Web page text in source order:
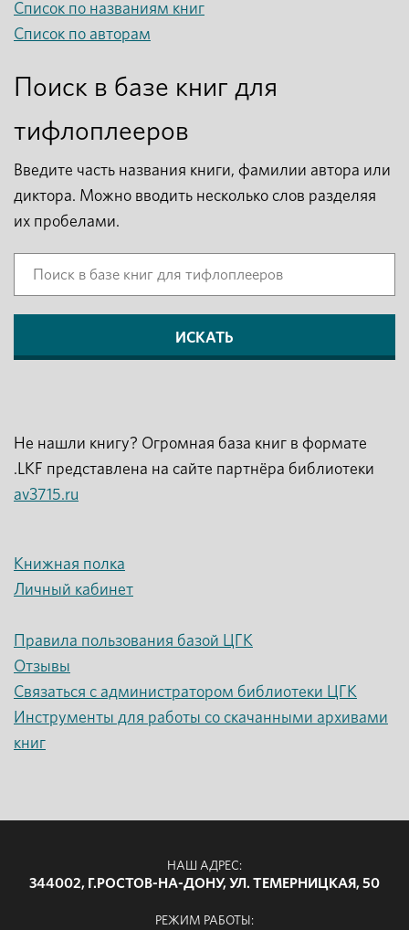
Список по названиям книг
Список по авторам
Поиск в базе книг для
тифлоплееров
Введите часть названия книги, фамилии автора или
диктора. Можно вводить несколько слов разделяя
их пробелами.
Не нашли книгу? Огромная база книг в формате
.LKF представлена на сайте партнёра библиотеки
av3715.ru
Книжная полка
Личный кабинет
Правила пользования базой ЦГК
Отзывы
Связаться с администратором библиотеки ЦГК
Инструменты для работы со скачанными архивами
книг
НАШ АДРЕС:
344002, Г.РОСТОВ-НА-ДОНУ, УЛ. ТЕМЕРНИЦКАЯ, 50
РЕЖИМ РАБОТЫ: